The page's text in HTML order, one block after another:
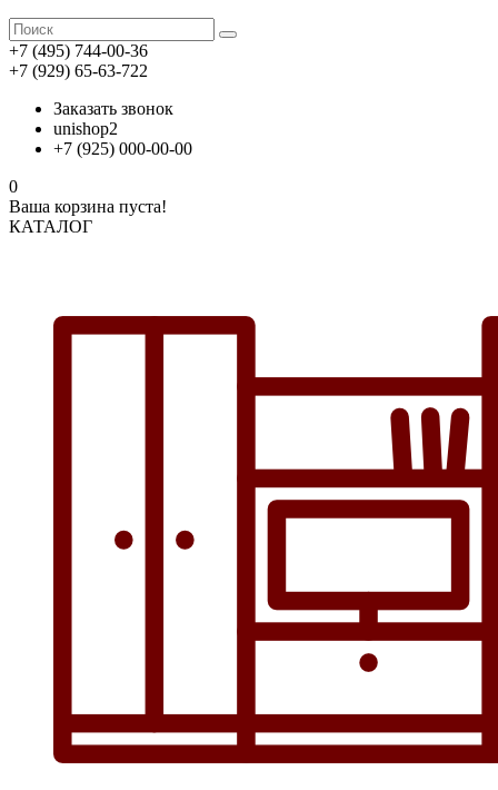
+7 (495) 744-00-36
+7 (929) 65-63-722
Заказать звонок
unishop2
+7 (925) 000-00-00
0
Ваша корзина пуста!
КАТАЛОГ